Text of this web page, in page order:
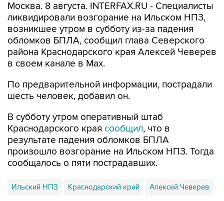
Москва. 8 августа. INTERFAX.RU - Специалисты
ликвидировали возгорание на Ильском НПЗ,
возникшее утром в субботу из-за падения
обломков БПЛА, сообщил глава Северского
района Краснодарского края Алексей Чеверев
в своем канале в Max.
По предварительной информации, пострадали
шесть человек, добавил он.
В субботу утром оперативный штаб
Краснодарского края сообщил, что в
результате падения обломков БПЛА
произошло возгорание на Ильском НПЗ. Тогда
сообщалось о пяти пострадавших.
Ильский НПЗ Краснодарский край Алексей Чеверев